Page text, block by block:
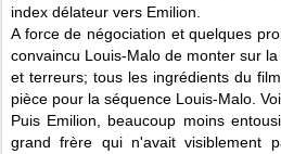
index délateur vers Emilion.
A force de négociation et quelques
convaincu Louis-Malo de monter sur
et terreurs; tous les ingrédients du
pièce pour la séquence Louis-Malo.
Puis Emilion, beaucoup moins
grand frère qui n'avait visiblement